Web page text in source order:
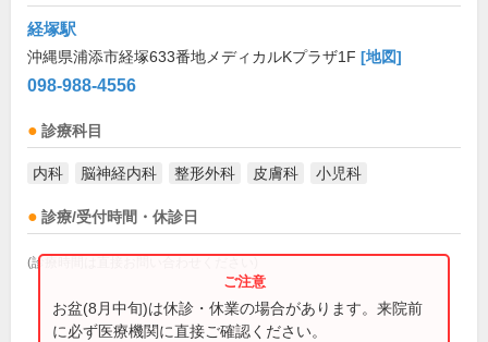
経塚駅
沖縄県浦添市経塚633番地メディカルKプラザ1F [地図]
098-988-4556
診療科目
内科 脳神経内科 整形外科 皮膚科 小児科
診療/受付時間・休診日
(診療時間は直接お問い合わせください)
お盆(8月中旬)は休診・休業の場合があります。来院前
に必ず医療機関に直接ご確認ください。